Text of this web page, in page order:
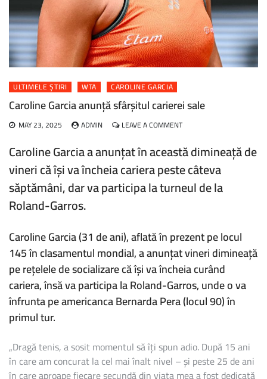
ULTIMELE ȘTIRI WTA CAROLINE GARCIA
Caroline Garcia anunță sfârșitul carierei sale
MAY 23, 2025 ADMIN LEAVE A COMMENTON
GARCIA
ANUNȚĂ
SFÂRȘITUL
CARIEREI
SALE
Caroline Garcia a anunțat în această dimineață de
vineri că își va încheia cariera peste câteva
săptămâni, dar va participa la turneul de la
Roland-Garros.
Caroline Garcia (31 de ani), aflată în prezent pe locul
145 în clasamentul mondial, a anunțat vineri dimineață
pe rețelele de socializare că își va încheia curând
cariera, însă va participa la Roland-Garros, unde o va
înfrunta pe americanca Bernarda Pera (locul 90) în
primul tur.
„Dragă tenis, a sosit momentul să îți spun adio. După 15 ani
în care am concurat la cel mai înalt nivel – și peste 25 de ani